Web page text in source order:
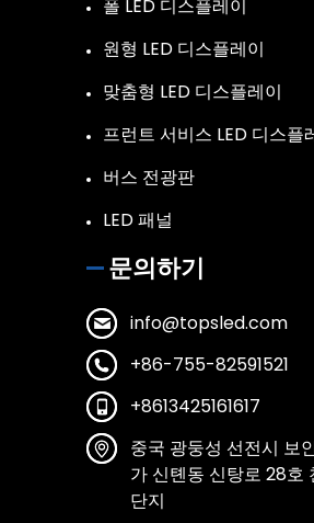
폴 LED 디스플레이
원형 LED 디스플레이
맞춤형 LED 디스플레이
프런트 서비스 LED 디스플
버스 전광판
LED 패널
문의하기
info@topsled.com
+86-755-82591521
+8613425161617
중국 광둥성 선전시 보
가 신톈동 신탕로 28호
단지